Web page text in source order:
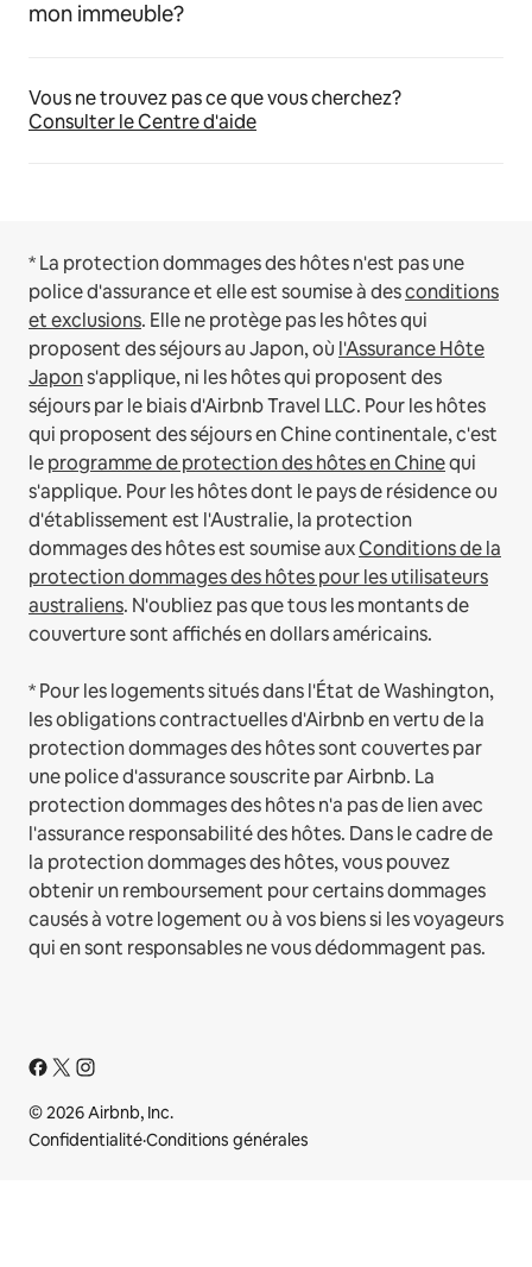
mon immeuble?
Vous ne trouvez pas ce que vous cherchez?
Consulter le Centre d'aide
* La protection dommages des hôtes n'est pas une
police d'assurance et elle est soumise à desconditions
et exclusions. Elle ne protège pas les hôtes qui
proposent des séjours au Japon, où l'Assurance Hôte
Japons'applique, ni les hôtes qui proposent des
séjours par le biais d'Airbnb Travel LLC. Pour les hôtes
qui proposent des séjours en Chine continentale, c'est
leprogramme de protection des hôtes en Chinequi
s'applique. Pour les hôtes dont le pays de résidence ou
d'établissement est l'Australie, la protection
dommages des hôtes est soumise auxConditions de la
protection dommages des hôtes pour les utilisateurs
australiens. N'oubliez pas que tous les montants de
couverture sont affichés en dollars américains.
* Pour les logements situés dans l'État de Washington,
les obligations contractuelles d'Airbnb en vertu de la
protection dommages des hôtes sont couvertes par
une police d'assurance souscrite par Airbnb. La
protection dommages des hôtes n'a pas de lien avec
l'assurance responsabilité des hôtes. Dans le cadre de
la protection dommages des hôtes, vous pouvez
obtenir un remboursement pour certains dommages
causés à votre logement ou à vos biens si les voyageurs
qui en sont responsables ne vous dédommagent pas.
© 2026 Airbnb, Inc.
Confidentialité·Conditions générales